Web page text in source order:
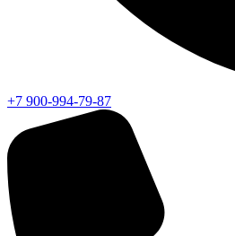
+7 900-994-79-87